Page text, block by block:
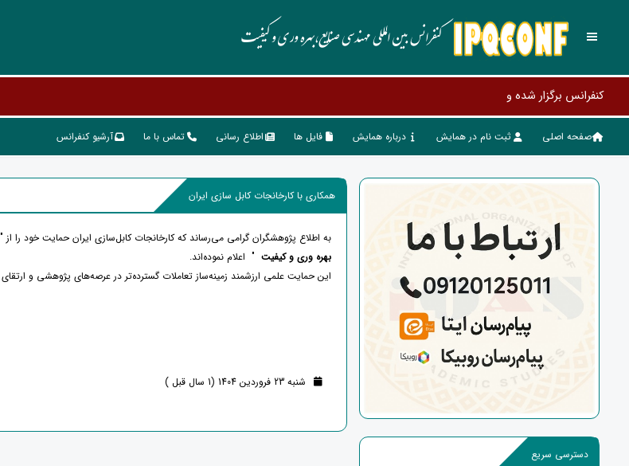
کنفرانس بین المللی مهندسی صنایع،بهره وری و کیفیت
صفحه اصلی ثبت نام در همایش درباره همایش فایل ها اطلاع رسانی تماس با ما آرشیو کنفرانس
دسترسی سریع
همکاری با کارخانجات کابل سازی ایران
به اطلاع پژوهشگران گرامی می‌رساند که کارخانجات کابل‌سازی ایران حمایت خود را
بهره وری و کیفیت " اعلام نموده‌اند.
این حمایت علمی ارزشمند زمینه‌ساز تعاملات گسترده‌تر در عرصه‌های پژوهشی و
شنبه 23 فروردین 1404 (1 سال قبل )